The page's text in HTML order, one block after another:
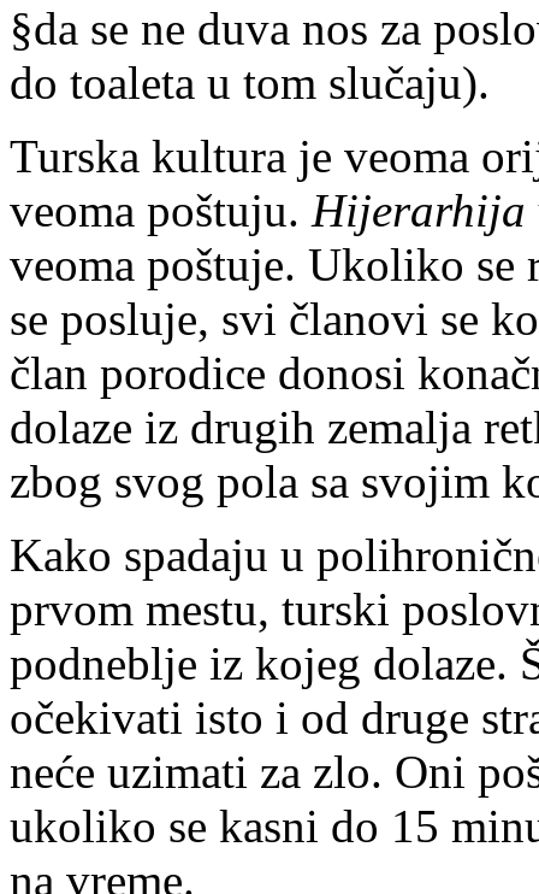
§da se ne duva nos za
do toaleta u tom slučaju).
Turska kultura je veoma
veoma poštuju. Hijerarhija
veoma poštuje. Ukoliko
se posluje, svi članovi se
član porodice donosi
dolaze iz drugih zemalja
zbog svog pola sa svojim
Kako spadaju u
prvom mestu, turski
podneblje iz kojeg dolaze.
očekivati isto i od druge
neće uzimati za zlo. Oni
ukoliko se kasni do 15
na vreme.